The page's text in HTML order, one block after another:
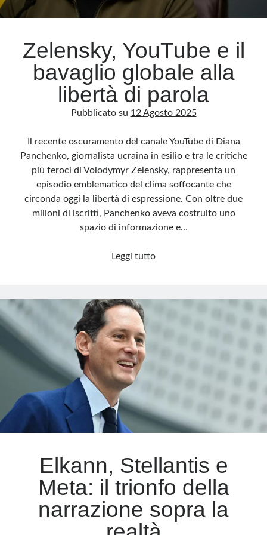
Archivio
Archivi
Categorie
Questo blog non rappresenta una testata giornalistica, in quanto viene aggiornato
senza alcuna periodicità. Non può pertanto considerarsi un prodotto editoriale ai
sensi della legge n· 62 del 7.03.2001. L’autore non è responsabile di quanto
pubblicato dai lettori nei commenti ai vari post. Saranno comunque cancellati quelli
ritenuti offensivi o lesivi dell’immagine o dell’onorabilità di terzi, di genere spam,
razzisti o che contengano dati personali non conformi al rispetto delle norme sulla
privacy. Alcune immagini inserite in questo blog sono tratte da Internet e, pertanto,
considerate di pubblico dominio. Qualora la loro pubblicazione violasse eventuali
diritti d’autore, vi invito a comunicarlo via e-mail a info[at]dinovalle.it e saranno
Meta
Feed dei contenuti
Feed dei commenti
WordPress.org
Zelensky, YouTube e il
bavaglio globale alla
libertà di parola
Pubblicato su 12 Agosto 2025
Il recente oscuramento del canale YouTube di Diana
Panchenko, giornalista ucraina in esilio e tra le critiche
più feroci di Volodymyr Zelensky, rappresenta un
episodio emblematico del clima soffocante che
circonda oggi la libertà di espressione. Con oltre due
milioni di iscritti, Panchenko aveva costruito uno
spazio di informazione e…
Leggi tuttoZelensky,
il
Elkann, Stellantis e
Meta: il trionfo della
narrazione sopra la